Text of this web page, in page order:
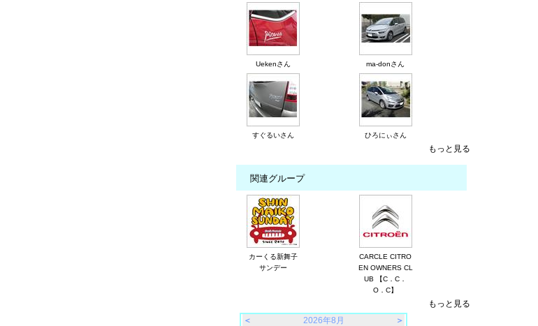
Uekenさん ma-donさん
すぐるいさん ひろにぃさん
もっと見る
関連グループ
カーくる新舞子
サンデー
CARCLE CITRO
EN OWNERS CL
UB 【C．C．
O．C】
もっと見る
＜
2026年8月
＞